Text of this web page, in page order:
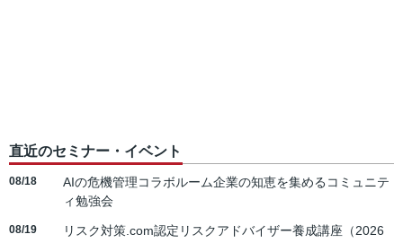
直近のセミナー・イベント
08/18
AIの危機管理コラボルーム企業の知恵を集めるコミュニテ
ィ勉強会
08/19
リスク対策.com認定リスクアドバイザー養成講座（2026